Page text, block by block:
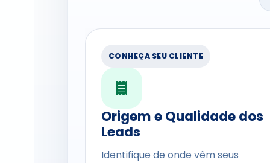
CONHEÇA SEU CLIENTE
Origem e Qualidade dos
Leads
Identifique de onde vêm seus